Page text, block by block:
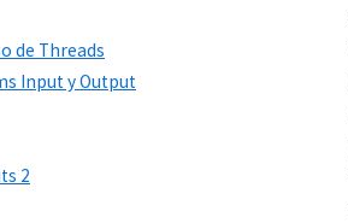
de Threads
Input y Output
2